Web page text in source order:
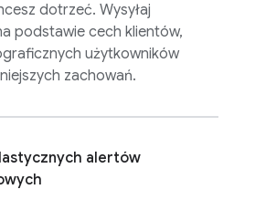
dotrzeć. Wysyłaj
podstawie cech klientów,
użytkowników
zachowań.
alertów